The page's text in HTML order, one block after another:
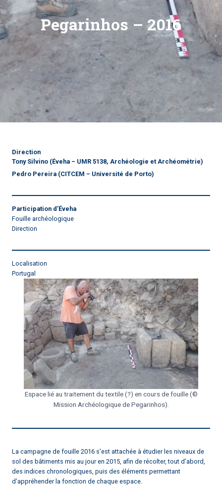
Pegarinhos – 2016
Direction
Tony Silvino (Éveha – UMR 5138, Archéologie et Archéométrie)
Pedro Pereira (CITCEM – Université de Porto)
Participation d’Éveha
Fouille archéologique
Direction
Localisation
Portugal
Espace lié au traitement du textile (?) en cours de fouille (©
Mission Archéologique de Pegarinhos).
La campagne de fouille 2016 s’est attachée à étudier les niveaux de
sol des bâtiments mis au jour en 2015, afin de récolter, tout d’abord,
des indices chronologiques, puis des éléments permettant
d’appréhender la fonction de chaque espace.